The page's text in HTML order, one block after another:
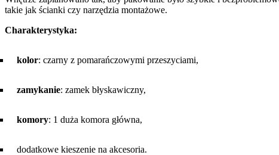
takie jak ścianki czy narzędzia montażowe.
Charakterystyka:
kolor: czarny z pomarańczowymi przeszyciami,
zamykanie: zamek błyskawiczny,
komory: 1 duża komora główna,
dodatkowe kieszenie na akcesoria.